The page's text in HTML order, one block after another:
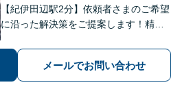
【紀伊田辺駅2分】依頼者さまのご希望
に沿った解決策をご提案します！精神
交渉の豊富な経験を活かし、賠償金の
増額を目指します【相続問題】不動産
鑑定士等と連携し、最良の相続実現に
メールでお問い合わせ